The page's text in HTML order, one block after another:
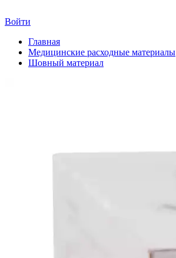
Войти
Главная
Медицинские расходные материалы
Шовный материал